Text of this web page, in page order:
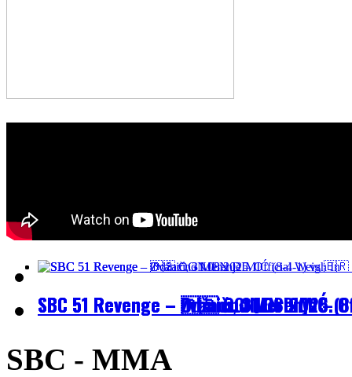
SBC 51 Revenge – Zvanično Merenje –
SBC 51 Revenge – Odžaci, 31.08.2025.
SBC 51 Revenge – 🇷🇸 OGNJEN DIMIĆ
SBC - MMA